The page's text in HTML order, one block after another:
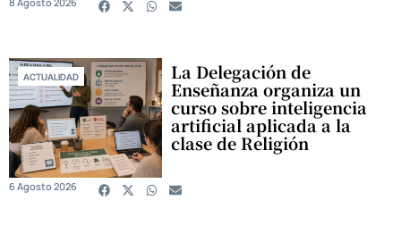
ACTUALIDAD La Delegación de
Enseñanza organiza un
curso sobre inteligencia
artificial aplicada a la
clase de Religión
6 Agosto 2026